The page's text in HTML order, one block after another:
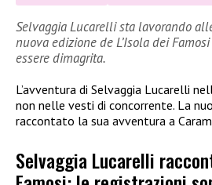
Selvaggia Lucarelli sta lavorando
nuova edizione de L’Isola dei
essere dimagrita.
L’avventura di Selvaggia Lucarelli
non nelle vesti di concorrente. La
raccontato la sua avventura a
Selvaggia Lucarelli